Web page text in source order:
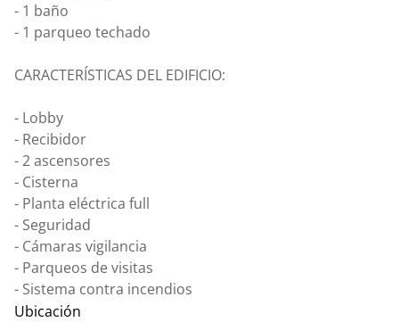
- ⁠1 baño
- ⁠1 parqueo techado
CARACTERÍSTICAS DEL EDIFICIO:
- Lobby
- ⁠Recibidor
- ⁠2 ascensores
- ⁠Cisterna
- ⁠Planta eléctrica full
- ⁠Seguridad
- ⁠Cámaras vigilancia
- ⁠Parqueos de visitas
- ⁠Sistema contra incendios
Ubicación